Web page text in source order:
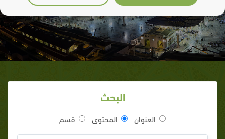
البحث
العنوان المحتوى قسم